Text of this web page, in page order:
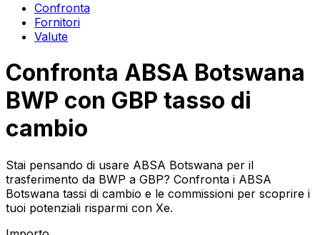
Confronta
Fornitori
Valute
Confronta ABSA Botswana
BWP con GBP tasso di
cambio
Stai pensando di usare ABSA Botswana per il
trasferimento da BWP a GBP? Confronta i ABSA
Botswana tassi di cambio e le commissioni per scoprire i
tuoi potenziali risparmi con Xe.